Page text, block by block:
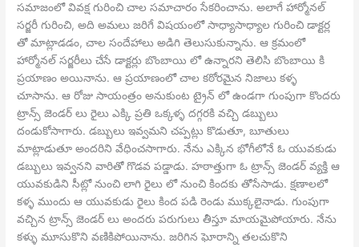
సమాజంలో వివక్ష గురించి చాల సమాచారం సేకరించాను. అలాగే హార్మోనల్
సర్జరీ గురించి, అది అమలు జరిగే విషయంలో సాధ్యాసాధ్యాల గురించి డాక్టర్ల
తో మాట్లాడడం, చాల సందేహాలు అడిగి తెలుసుకున్నాను. ఆ క్రమంలో
హార్మోనల్ సర్జరీలు చేసే డాక్టర్లు బొంబాయి లో ఉన్నారని తెలిసి బొంబాయి కి
ప్రయాణం అయినాను. ఆ ప్రయాణంలో చాల కఠోరమైన నిజాలు కళ్ళ
చూసాను. ఆ రోజు సాయంత్రం అనుకుంట ట్రైన్ లో ఉండగా గుంపుగా కొందరు
ట్రాన్స్ జెండర్ లు రైలు ఎక్కి ప్రతి ఒక్కళ్ళ దగ్గరకి వచ్చి డబ్బులు
దండుకోసాగారు. డబ్బులు ఇవ్వమని చప్పట్లు కొడుతూ, బూతులు
మాట్లాడుతూ అందరిని వేధించసాగారు. నేను ఎక్కిన భోగీలోనే ఓ యువకుడు
డబ్బులు ఇవ్వనని వారితో గొడవ పడ్డాడు. హఠాత్తుగా ఓ ట్రాన్స్ జెండర్ వ్యక్తి ఆ
యువకుడిని సీట్లో నుంచి లాగి రైలు లో నుంచి కిందకు తోసేసాడు. క్షణాలలో
కళ్ళ ముందు ఆ యువకుడు రైలు కింద పడి రెండు ముక్కలైనాడు. గుంపుగా
వచ్చిన ట్రాన్స్ జెండర్ లు అందరు పరుగులు తీస్తూ మాయమైపోయారు. నేను
కళ్ళు మూసుకొని వణికిపోయినాను. జరిగిన ఘోరాన్ని తలచుకొని